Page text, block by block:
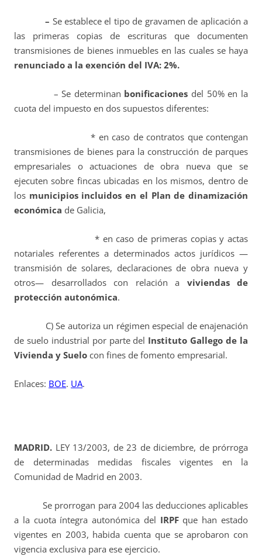
– Se establece el tipo de gravamen de aplicación a
las primeras copias de escrituras que documenten
transmisiones de bienes inmuebles en las cuales se haya
renunciado a la exención del IVA: 2%.
– Se determinan bonificaciones del 50% en la
cuota del impuesto en dos supuestos diferentes:
* en caso de contratos que contengan
transmisiones de bienes para la construcción de parques
empresariales o actuaciones de obra nueva que se
ejecuten sobre fincas ubicadas en los mismos, dentro de
los municipios incluidos en el Plan de dinamización
económica de Galicia,
* en caso de primeras copias y actas
notariales referentes a determinados actos jurídicos —
transmisión de solares, declaraciones de obra nueva y
otros— desarrollados con relación a viviendas de
protección autonómica.
C) Se autoriza un régimen especial de enajenación
de suelo industrial por parte del Instituto Gallego de la
Vivienda y Suelo con fines de fomento empresarial.
Enlaces: BOE. UA.
MADRID. LEY 13/2003, de 23 de diciembre, de prórroga
de determinadas medidas fiscales vigentes en la
Comunidad de Madrid en 2003.
Se prorrogan para 2004 las deducciones aplicables
a la cuota íntegra autonómica del IRPFque han estado
vigentes en 2003, habida cuenta que se aprobaron con
vigencia exclusiva para ese ejercicio.